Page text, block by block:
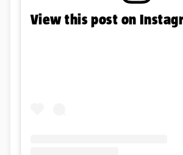
View this post on